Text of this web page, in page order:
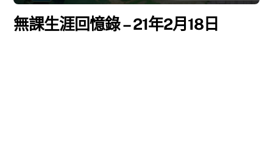
無課生涯回憶錄 – 21年2月18日